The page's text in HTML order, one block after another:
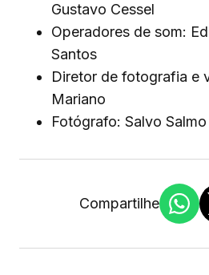
Gustavo Cessel
Operadores de som:
Santos
Diretor de fotografia e
Mariano
Fotógrafo: Salvo Salmo
Compartilhe